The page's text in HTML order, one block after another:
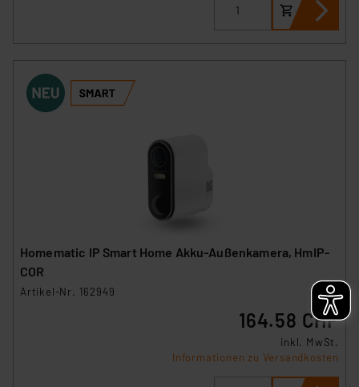
Überwachungsprogrammen verarbeiten, ohne dass
Unsere Kooperation mit diesen Dienstleistern stützt
sich auf die Standarddatenschutzklauseln der
Europäischen Kommission sowie einer eigenen
insbesondere der Art der übermittelten Daten,
Datenschutzerklärung
Homematic IP Smart Home Akku-Außenkamera, HmIP-
COR
Artikel-Nr. 162949
164.58 CHF
inkl. MwSt.
Informationen zu Versandkosten